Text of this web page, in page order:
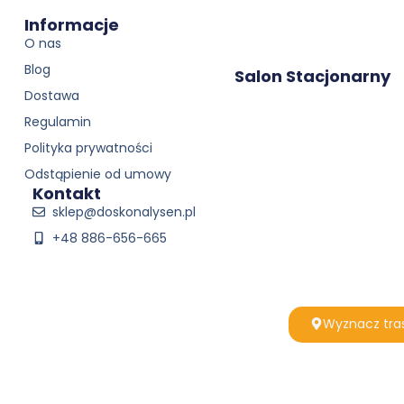
Informacje
O nas
Blog
Dostawa
Regulamin
Polityka prywatności
Odstąpienie od umowy
Kontakt
sklep@doskonalysen.pl
+48 886-656-665
Salon Stacjonarny
Wyznacz